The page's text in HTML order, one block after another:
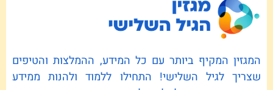
המגזין המקיף ביותר עם כל המידע, ההמלצות והטיפים
שצריך לגיל השלישי! התחילו ללמוד ולהנות ממידע